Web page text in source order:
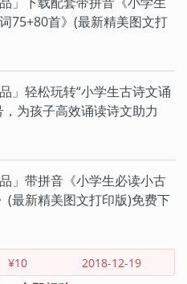
范成大
房舜卿
顾况 顾夐 韩翃
韩元吉
韩缜
黄机 黄裳 黄升
胡令能
贾岛
子 寇准
李白
上
六年级下
首
志
羁旅思乡
战
山水田园
级上
七年级下
下
九年级上
册 高三全册
75+80首》(最新精美图文打
品」轻松玩转“小学生古诗文诵
，为孩子高效诵读诗文助力
品」带拼音《小学生必读小古
(最新精美图文打印版)免费下
¥10
2018-12-19